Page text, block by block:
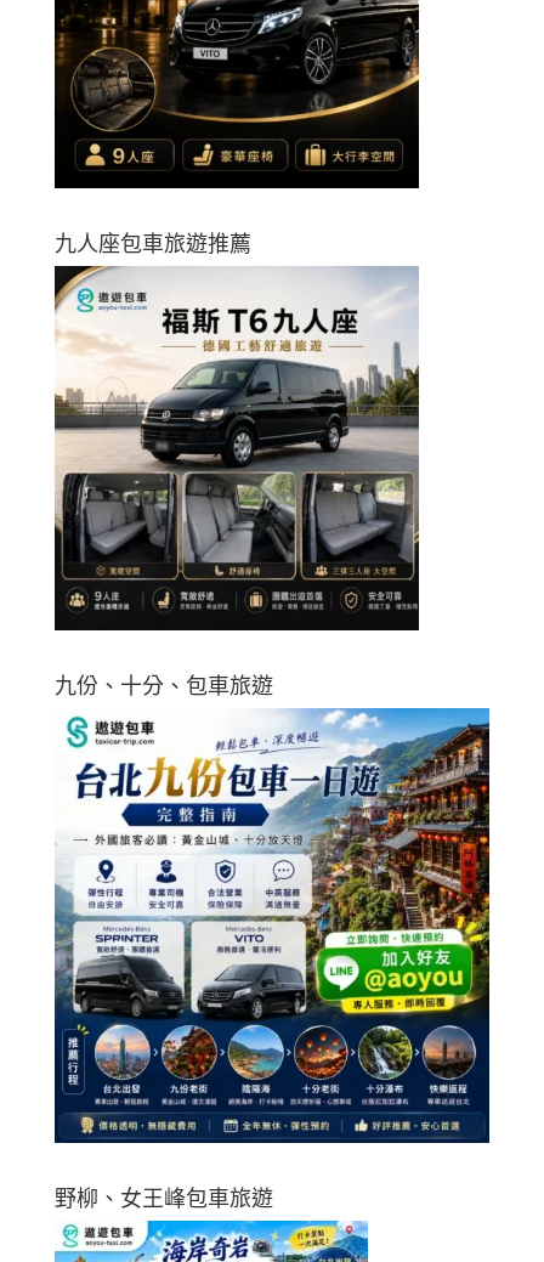
九人座包車旅遊推薦
九份、十分、包車旅遊
野柳、女王峰包車旅遊